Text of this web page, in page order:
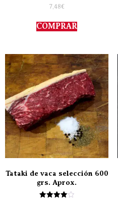
Valorado
con
de 5
7,48€
COMPRAR
Tataki de vaca selección 600
grs. Aprox.